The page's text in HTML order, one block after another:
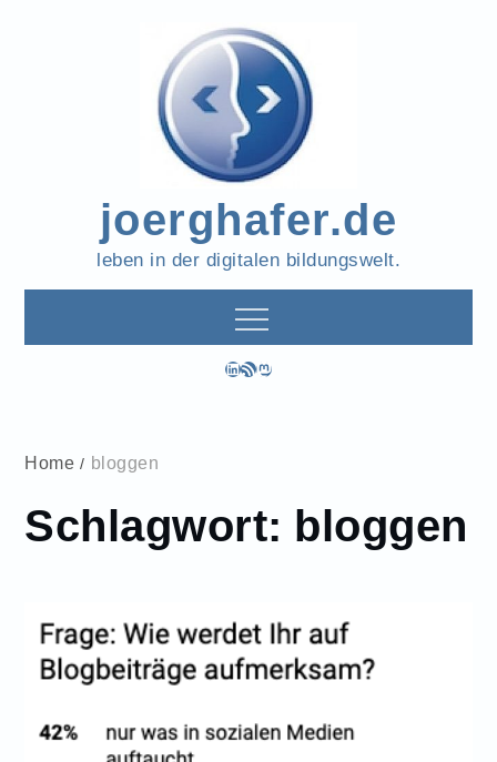
joerghafer.de
leben in der digitalen bildungswelt.
LinkedIn
RSS-FeedMastodon
Home bloggen
Schlagwort: bloggen